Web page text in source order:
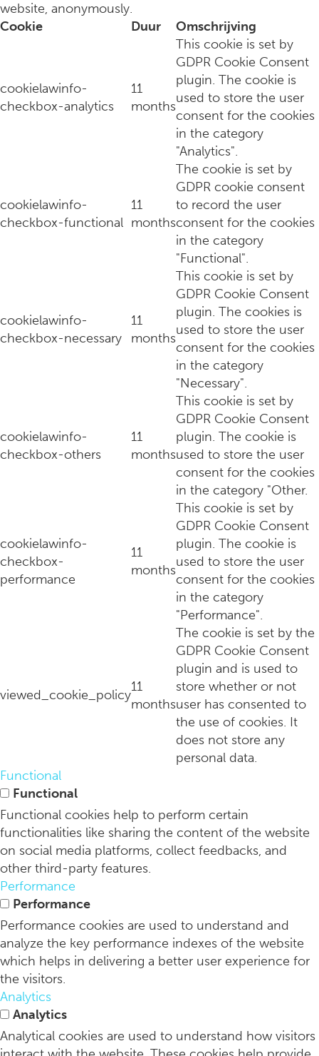
Zelf (vega) tartaar maken? Deze wordt goddelijk door de
Intiem, charmant én zalig eten op sterrenniveau bij
Thuis een dinner party hosten? Dit zijn drie onmisbare tips
Brasserie Vessel: all-day tafelen aan het Amsterdamse IJ
website, anonymously.
Cookie
Duur Omschrijving
cookielawinfo-
checkbox-analytics
11
months
This cookie is set by
GDPR Cookie Consent
plugin. The cookie is
used to store the user
consent for the cookies
in the category
"Analytics".
cookielawinfo-
checkbox-functional
11
months
The cookie is set by
GDPR cookie consent
to record the user
consent for the cookies
in the category
"Functional".
cookielawinfo-
checkbox-necessary
11
months
This cookie is set by
GDPR Cookie Consent
plugin. The cookies is
used to store the user
consent for the cookies
in the category
"Necessary".
cookielawinfo-
checkbox-others
11
months
This cookie is set by
GDPR Cookie Consent
plugin. The cookie is
used to store the user
consent for the cookies
in the category "Other.
cookielawinfo-
checkbox-
performance
11
months
This cookie is set by
GDPR Cookie Consent
plugin. The cookie is
used to store the user
consent for the cookies
in the category
"Performance".
viewed_cookie_policy
11
months
The cookie is set by the
GDPR Cookie Consent
plugin and is used to
store whether or not
user has consented to
the use of cookies. It
does not store any
personal data.
Functional
Functional
Functional cookies help to perform certain
functionalities like sharing the content of the website
on social media platforms, collect feedbacks, and
other third-party features.
Performance
Performance
Performance cookies are used to understand and
analyze the key performance indexes of the website
which helps in delivering a better user experience for
the visitors.
Analytics
Analytics
Analytical cookies are used to understand how visitors